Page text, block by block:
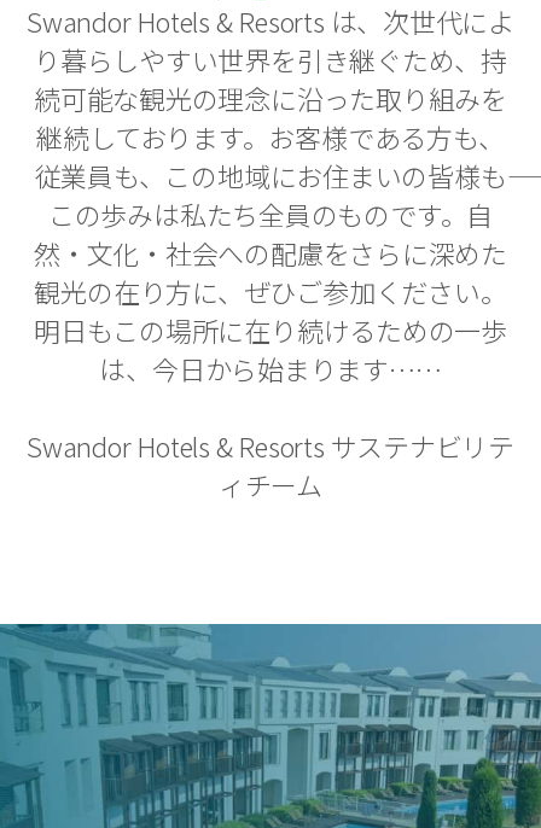
Swandor Hotels & Resorts は、次世代によ
り暮らしやすい世界を引き継ぐため、持
続可能な観光の理念に沿った取り組みを
継続しております。お客様である方も、
従業員も、この地域にお住まいの皆様も――
この歩みは私たち全員のものです。自
然・文化・社会への配慮をさらに深めた
観光の在り方に、ぜひご参加ください。
明日もこの場所に在り続けるための一歩
は、今日から始まります……
Swandor Hotels & Resorts サステナビリテ
ィチーム